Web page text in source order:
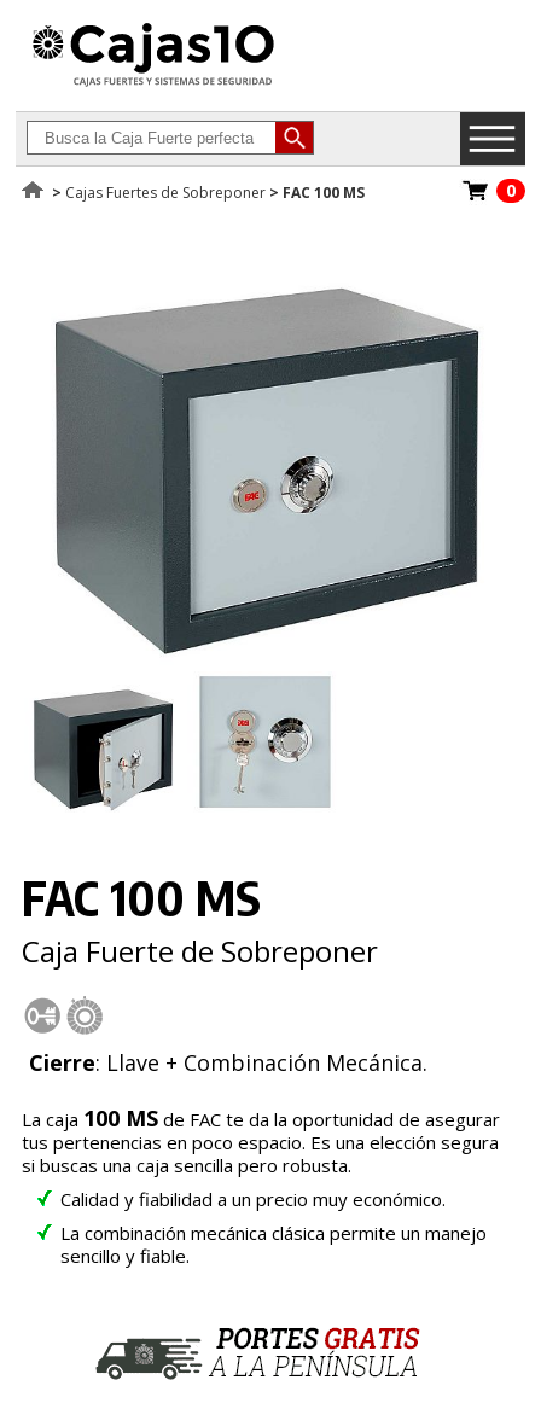
> Cajas Fuertes de Sobreponer > FAC 100 MS 0
FAC 100 MS
Caja Fuerte de Sobreponer
Cierre: Llave + Combinación Mecánica.
La caja 100 MSde FAC te da la oportunidad de asegurar
tus pertenencias en poco espacio. Es una elección segura
si buscas una caja sencilla pero robusta.
Calidad y fiabilidad a un precio muy económico.
La combinación mecánica clásica permite un manejo
sencillo y fiable.